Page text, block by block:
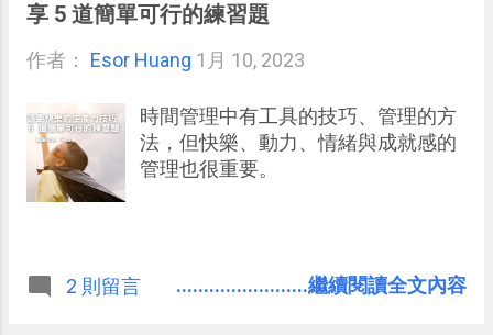
享 5 道簡單可行的練習題
作者： Esor Huang 1月 10, 2023
時間管理中有工具的技巧、管理的方
法，但快樂、動力、情緒與成就感的
管理也很重要。
2 則留言 ........................繼續閱讀全文內容